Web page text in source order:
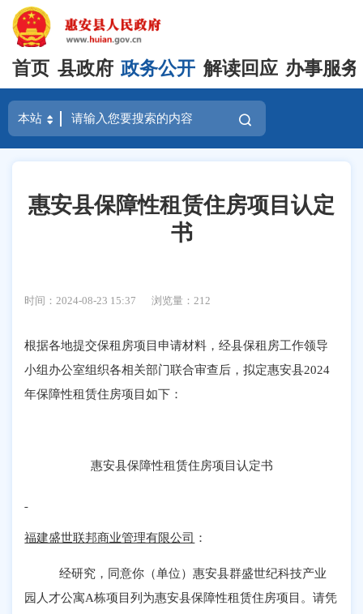
首页 县政府 政务公开 解读回应 办事服务
惠安县保障性租赁住房项目认定
书
时间：2024-08-23 15:37 浏览量：212
根据各地提交保租房项目申请材料，经县保租房工作领导
小组办公室组织各相关部门联合审查后，拟定惠安县2024
年保障性租赁住房项目如下：
惠安县保障性租赁住房项目认定书
福建盛世联邦商业管理有限公司 ：
经研究，同意你（单位）惠安县群盛世纪科技产业
园人才公寓A栋项目列为惠安县保障性租赁住房项目。请凭